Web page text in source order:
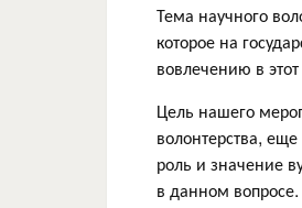
Тема научного
которое на
вовлечению в
Цель нашего
волонтерства,
роль и значение
в данном вопросе.